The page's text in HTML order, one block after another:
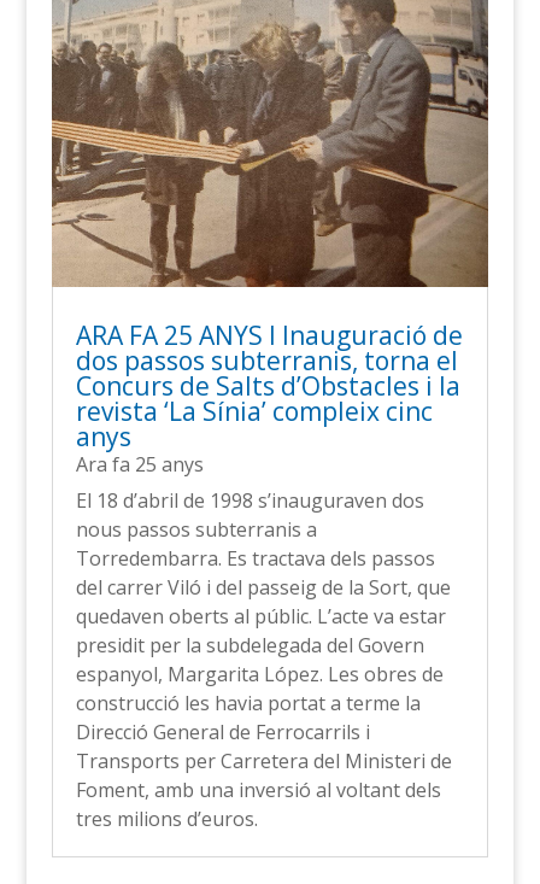
ARA FA 25 ANYS l Inauguració de
dos passos subterranis, torna el
Concurs de Salts d’Obstacles i la
revista ‘La Sínia’ compleix cinc
anys
Ara fa 25 anys
El 18 d’abril de 1998 s’inauguraven dos
nous passos subterranis a
Torredembarra. Es tractava dels passos
del carrer Viló i del passeig de la Sort, que
quedaven oberts al públic. L’acte va estar
presidit per la subdelegada del Govern
espanyol, Margarita López. Les obres de
construcció les havia portat a terme la
Direcció General de Ferrocarrils i
Transports per Carretera del Ministeri de
Foment, amb una inversió al voltant dels
tres milions d’euros.